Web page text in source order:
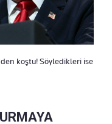
koştu! Söyledikleri ise